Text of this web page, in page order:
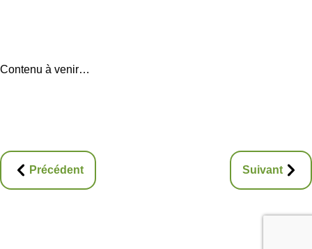
Contenu à venir…
Précédent Suivant